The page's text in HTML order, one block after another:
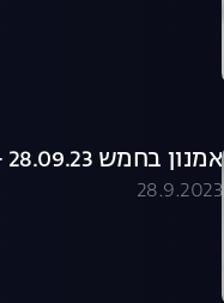
אמנון בחמש 28.09.23 - התכנית המלאה
28.9.2023